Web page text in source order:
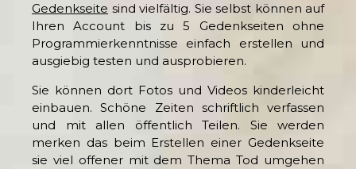
Gedenkseite sind vielfältig. Sie selbst können auf
Ihren Account bis zu 5 Gedenkseiten ohne
Programmierkenntnisse einfach erstellen und
ausgiebig testen und ausprobieren.
Sie können dort Fotos und Videos kinderleicht
einbauen. Schöne Zeiten schriftlich verfassen
und mit allen öffentlich Teilen. Sie werden
merken das beim Erstellen einer Gedenkseite
sie viel offener mit dem Thema Tod umgehen